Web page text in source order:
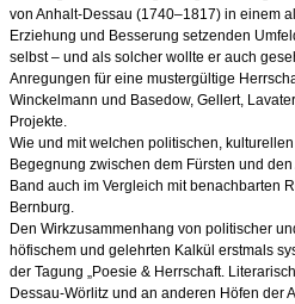
von Anhalt-Dessau (1740–1817) in einem
Erziehung und Besserung setzenden
selbst – und als solcher wollte er auch
Anregungen für eine mustergültige
Winckelmann und Basedow, Gellert,
Projekte.
Wie und mit welchen politischen,
Begegnung zwischen dem Fürsten und
Band auch im Vergleich mit benachbarten
Bernburg.
Den Wirkzusammenhang von politischer
höfischem und gelehrten Kalkül erstmals
der Tagung „Poesie & Herrschaft.
Dessau-Wörlitz und an anderen Höfen der